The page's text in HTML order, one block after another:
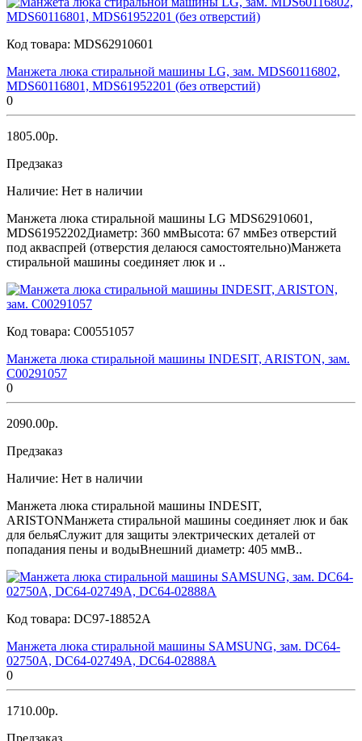
Код товара: MDS62910601
Манжета люка стиральной машины LG, зам. MDS60116802,
MDS60116801, MDS61952201 (без отверстий)
0
1805.00р.
Предзаказ
Наличие: Нет в наличии
Манжета люка стиральной машины LG MDS62910601,
MDS61952202Диаметр: 360 ммВысота: 67 ммБез отверстий
под акваспрей (отверстия делаюся самостоятельно)Манжета
стиральной машины соединяет люк и ..
Код товара: C00551057
Манжета люка стиральной машины INDESIT, ARISTON, зам.
C00291057
0
2090.00р.
Предзаказ
Наличие: Нет в наличии
Манжета люка стиральной машины INDESIT,
ARISTONМанжета стиральной машины соединяет люк и бак
для бельяСлужит для защиты электрических деталей от
попадания пены и водыВнешний диаметр: 405 ммВ..
Код товара: DC97-18852A
Манжета люка стиральной машины SAMSUNG, зам. DC64-
02750A, DC64-02749A, DC64-02888A
0
1710.00р.
Предзаказ